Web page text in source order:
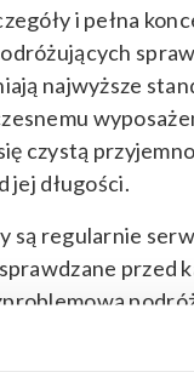
i pełna
najwyższe
czystą
jej długości.
są regularnie
przed